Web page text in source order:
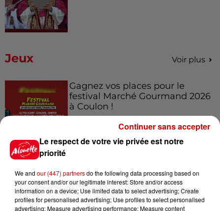
Jeux Voir plus
Gagnez vos places pour le
festival Marché Gourmand 2026
à Coulon !
régions !
Le respect de votre vie privée est notre
priorité
We and our (447) partnersdo the following data processing based on
your consent and/or our legitimate interest: Store and/or access
information on a device; Use limited data to select advertising; Create
profiles for personalised advertising; Use profiles to select personalised
advertising; Measure advertising performance; Measure content
Continuer sans accepter